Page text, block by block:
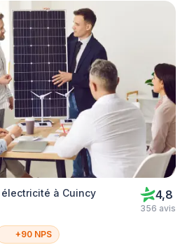
à Cuincy 4,8
356 avis
+90 NPS